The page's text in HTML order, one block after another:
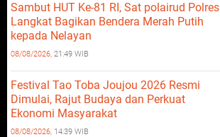
Sambut HUT Ke-81 RI, Sat polairud Polres
Langkat Bagikan Bendera Merah Putih
kepada Nelayan
08/08/2026, 21:49 WIB
Festival Tao Toba Joujou 2026 Resmi
Dimulai, Rajut Budaya dan Perkuat
Ekonomi Masyarakat
08/08/2026, 14:39 WIB